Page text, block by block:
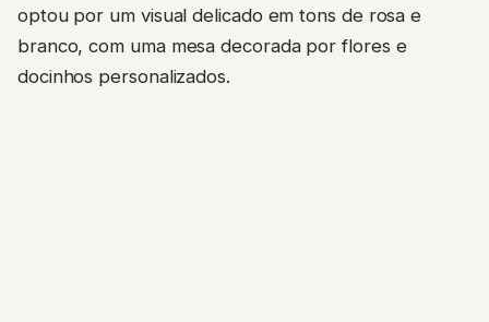
optou por um visual delicado em tons de rosa e
branco, com uma mesa decorada por flores e
docinhos personalizados.